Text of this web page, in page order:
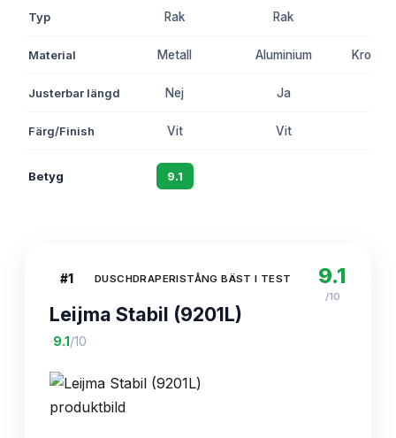
Typ Rak Rak
Material Metall Aluminium
Justerbar längd Nej Ja
Färg/Finish Vit Vit
Betyg 9.1
#1 DUSCHDRAPERISTÅNG BÄST I TEST
Leijma Stabil (9201L)
·9.1 /10
9.1
/10